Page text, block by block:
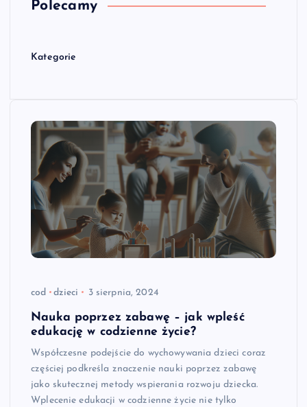
Polecamy
Kategorie
cod dzieci 3 sierpnia, 2024
Nauka poprzez zabawę – jak wpleść
edukację w codzienne życie?
Współczesne podejście do wychowywania dzieci coraz
częściej podkreśla znaczenie nauki poprzez zabawę
jako skutecznej metody wspierania rozwoju dziecka.
Wplecenie edukacji w codzienne życie nie tylko